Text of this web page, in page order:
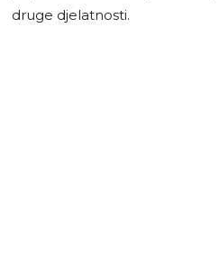
druge djelatnosti.